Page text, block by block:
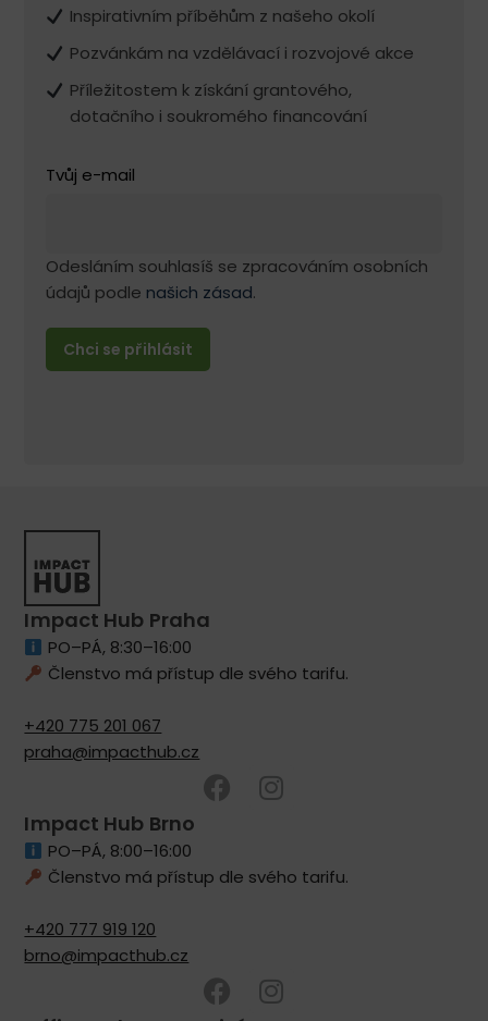
Inspirativním příběhům z našeho okolí
Pozvánkám na vzdělávací i rozvojové akce
Příležitostem k získání grantového,
dotačního i soukromého financování
Tvůj e-mail
Odesláním souhlasíš se zpracováním osobních
údajů podle našich zásad.
Impact Hub Praha
PO–PÁ, 8:30–16:00
Členstvo má přístup dle svého tarifu.
+420 775 201 067
praha@impacthub.cz
Impact Hub Brno
PO–PÁ, 8:00–16:00
Členstvo má přístup dle svého tarifu.
+420 777 919 120
brno@impacthub.cz